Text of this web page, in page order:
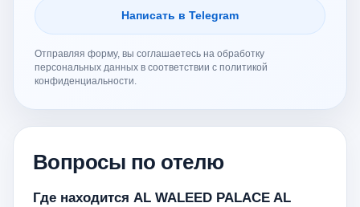
Написать в Telegram
Отправляя форму, вы соглашаетесь на обработку
персональных данных в соответствии с политикой
конфиденциальности.
Вопросы по отелю
Где находится AL WALEED PALACE AL